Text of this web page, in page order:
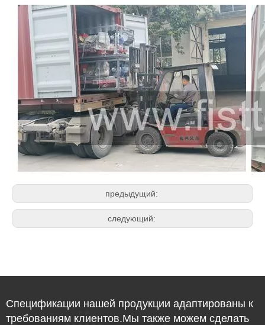
предыдущий:
следующий:
Спецификации нашей продукции адаптированы к
требованиям клиентов.Мы также можем сделать